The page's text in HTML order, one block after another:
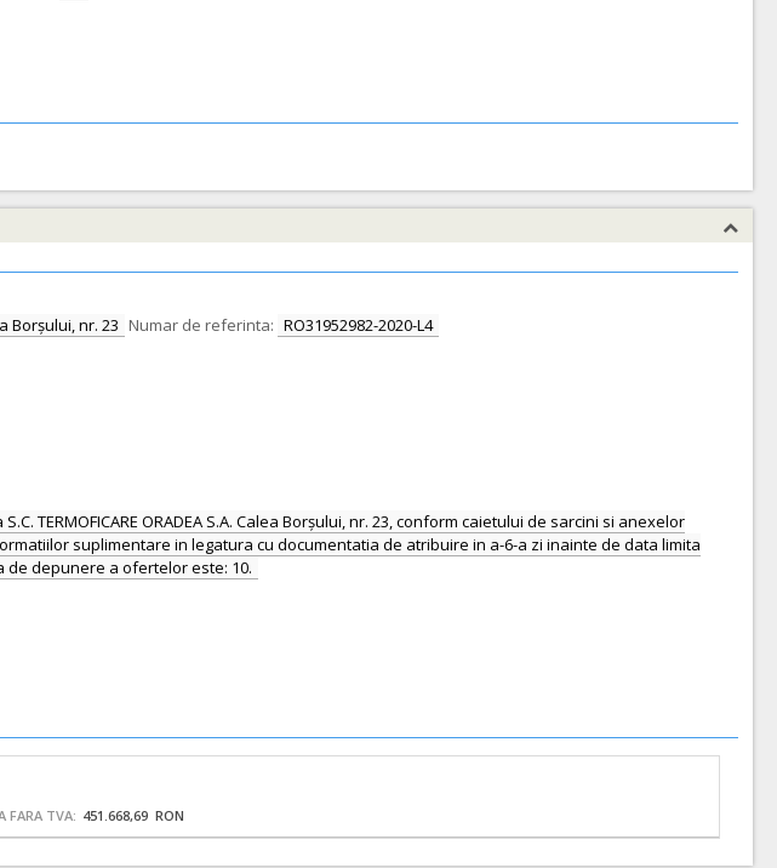
Borșului, nr. 23 Numar de referinta: RO31952982-2020-L4
ORADEA S.A. Calea Borșului, nr. 23, conform caietului de sarcini si anexelor
suplimentare in legatura cu documentatia de atribuire in a-6-a zi inainte de data limita
depunere a ofertelor este: 10.
FARA TVA: 451.668,69 RON